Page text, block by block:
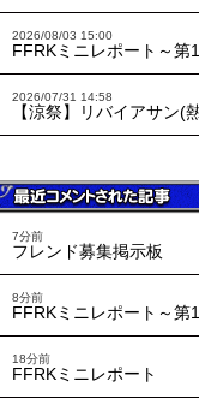
2026/08/03 15:00
FFRKミニレポート～第
2026/07/31 14:58
【涼祭】リバイアサン(
7分前
フレンド募集掲示板
8分前
FFRKミニレポート～第
18分前
FFRKミニレポート